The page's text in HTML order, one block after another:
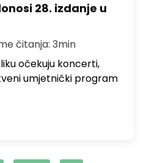
28. izdanje u
čitanja: 3min
očekuju koncerti,
umjetnički program